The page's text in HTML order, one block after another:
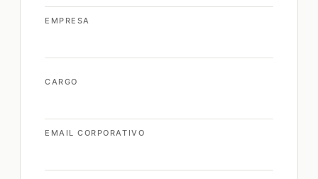
EMPRESA
CARGO
EMAIL CORPORATIVO